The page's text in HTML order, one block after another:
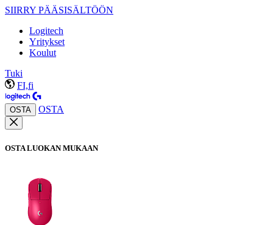
SIIRRY PÄÄSISÄLTÖÖN
Logitech
Yritykset
Koulut
Tuki
FI,fi
OSTA OSTA
OSTA LUOKAN MUKAAN